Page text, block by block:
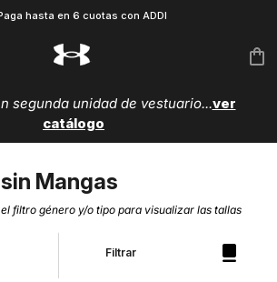
hasta en 6 cuotas con ADDI
segunda unidad de vestuario...ver
catálogo
Mangas
filtro género y/o tipo para visualizar las tallas
Filtrar